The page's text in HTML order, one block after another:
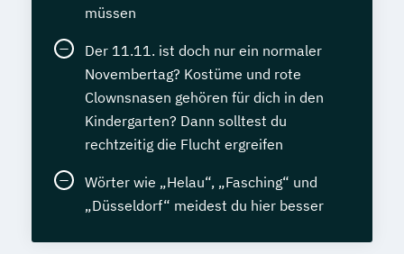
müssen
Der 11.11. ist doch nur ein normaler
Novembertag? Kostüme und rote
Clownsnasen gehören für dich in den
Kindergarten? Dann solltest du
rechtzeitig die Flucht ergreifen
Wörter wie „Helau“, „Fasching“ und
„Düsseldorf“ meidest du hier besser